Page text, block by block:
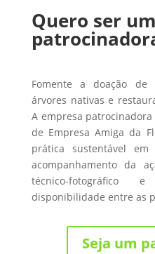
Quero ser
Fomente a doação
árvores nativas e
A empresa
de Empresa Amiga da
prática sustentável
acompanhamento da
técnico-
disponibilidade entre as
Seja um